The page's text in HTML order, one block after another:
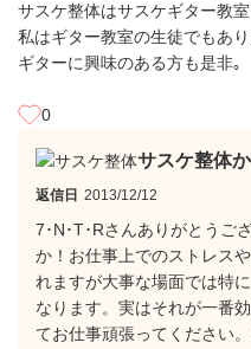
サスケ整体はサスケギター教
私はギター教室の生徒でもあり
ギターに興味のある方も是非｡
0
サスケ整体
返信日 2013/12/12
7･N･T･Rさんありがとうご
か！お仕事上でのストレス
れますが大事な場面では特
なります。実はそれが一番
てお仕事頑張ってください